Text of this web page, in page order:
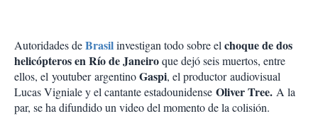
Autoridades deBrasilinvestigan todo sobre elchoque de dos
helicópteros en Río de Janeiroque dejó seis muertos, entre
ellos, el youtuber argentinoGaspi, el productor audiovisual
Lucas Vigniale y el cantante estadounidense Oliver Tree. A la
par, se ha difundido un video del momento de la colisión.